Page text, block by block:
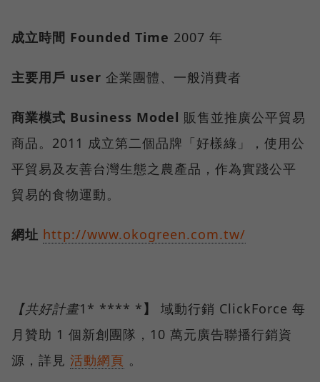
成立時間 Founded Time 2007 年
主要用戶 user 企業團體、一般消費者
商業模式 Business Model 販售並推廣公平貿易
商品。2011 成立第二個品牌「好樣綠」，使用公
平貿易及友善台灣生態之農產品，作為實踐公平
貿易的食物運動。
網址 http://www.okogreen.com.tw/
【共好計畫1* **** *】
域動行銷 ClickForce 每
月贊助 1 個新創團隊，10 萬元廣告聯播行銷資
源，詳見 活動網頁 。